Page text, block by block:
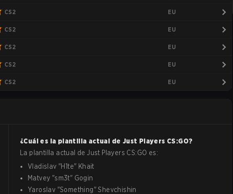
CS2 EU
CS2 EU
CS2 EU
CS2 EU
CS2 EU
¿Cuál es la plantilla actual de Just Players CS:GO?
La plantilla actual deJust Players CS:GO es:
Vladislav "H1te" Khait
Matvey "sm3t" Gogin
Yaroslav "Something"Shevchishin